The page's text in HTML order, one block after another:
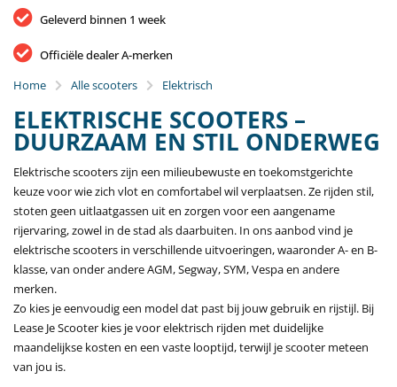
Geleverd binnen 1 week
Officiële dealer A-merken
Home
Alle scooters Elektrisch
ELEKTRISCHE SCOOTERS –
DUURZAAM EN STIL ONDERWEG
Elektrische scooters zijn een milieubewuste en toekomstgerichte
keuze voor wie zich vlot en comfortabel wil verplaatsen. Ze rijden stil,
stoten geen uitlaatgassen uit en zorgen voor een aangename
rijervaring, zowel in de stad als daarbuiten. In ons aanbod vind je
elektrische scooters in verschillende uitvoeringen, waaronder A- en B-
klasse, van onder andere AGM, Segway, SYM, Vespa en andere
merken.
Zo kies je eenvoudig een model dat past bij jouw gebruik en rijstijl. Bij
Lease Je Scooter kies je voor elektrisch rijden met duidelijke
maandelijkse kosten en een vaste looptijd, terwijl je scooter meteen
van jou is.